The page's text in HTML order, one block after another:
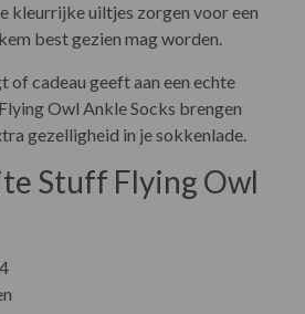
kleurrijke uiltjes zorgen voor een
best gezien mag worden.
of cadeau geeft aan een echte
Owl Ankle Socks brengen
gezelligheid in je sokkenlade.
Stuff Flying Owl